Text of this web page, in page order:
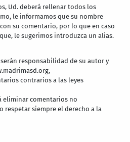
Ud. deberá rellenar todos los
le informamos que su nombre
su comentario, por lo que en caso
le sugerimos introduzca un alias.
responsabilidad de su autor y
contrarios a las leyes
eliminar comentarios no
respetar siempre el derecho a la